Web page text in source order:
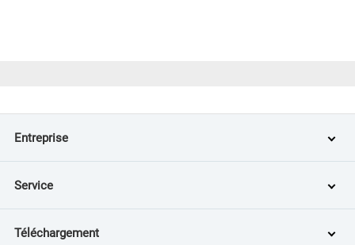
Entreprise
Service
Téléchargement